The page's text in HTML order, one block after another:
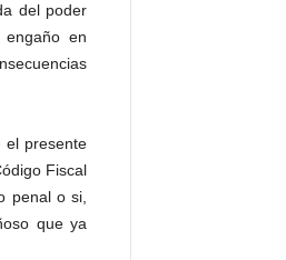
del poder
engaño en
el presente
Fiscal
penal o si,
que ya